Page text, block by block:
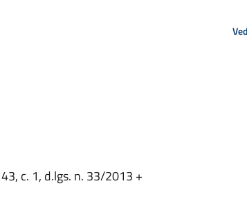
c. 1, d.lgs. n. 33/2013 +